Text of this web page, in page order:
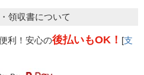
領収書について
利！安心の後払いもOK！ [支